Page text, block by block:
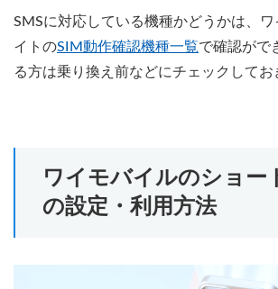
SMSに対応している機種かどうかは、
イトのSIM動作確認機種一覧で確認がで
る方は乗り換え前などにチェックしてお
ワイモバイルのショー
の設定・利用方法